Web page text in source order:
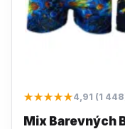
★★★★★4,91 (1
Mix Barevných